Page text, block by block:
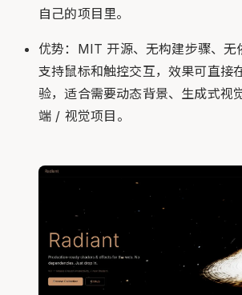
自己的项目里。
优势：MIT 开源、无构建步骤、无
支持鼠标和触控交互，效果可直接
验，适合需要动态背景、生成式视
端 / 视觉项目。